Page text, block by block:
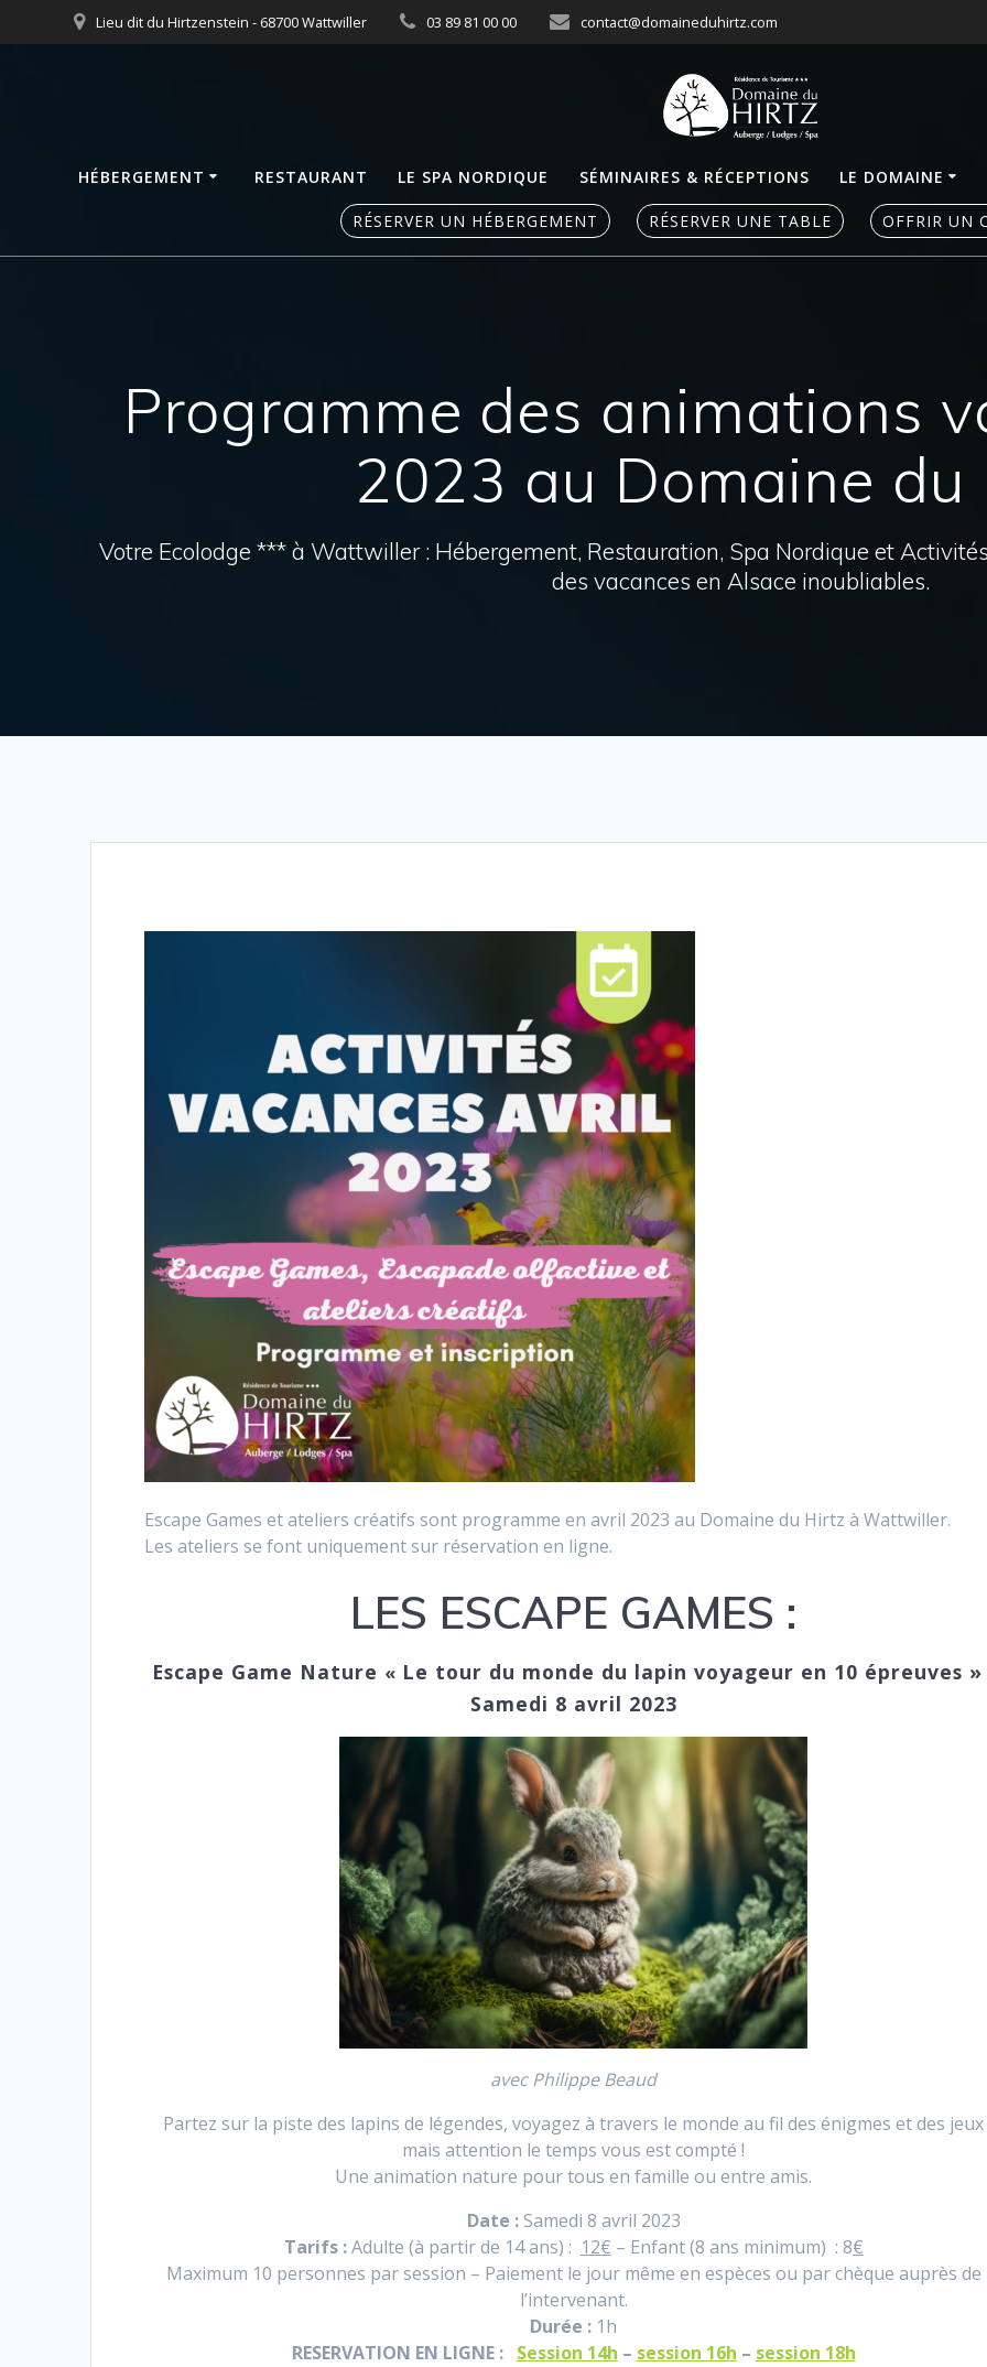
to
Lieu dit du Hirtzenstein - 68700 Wattwiller 03 89 81 00 00 contact@domaineduhirtz.com
HÉBERGEMENT RESTAURANT LE SPA NORDIQUE SÉMINAIRES & RÉCEPTIONS LE DOMAINE
RÉSERVER UN HÉBERGEMENT RÉSERVER UNE TABLE OFFRIR UN
Programme des animations
2023 au Domaine
Votre Ecolodge *** à Wattwiller : Hébergement, Restauration, Spa Nordique et
des vacances en Alsace inoubliables.
Escape Games et ateliers créatifs sont programme en avril 2023 au Domaine du Hirtz à Wattwiller.
Les ateliers se font uniquement sur réservation en ligne.
LES ESCAPE GAMES :
Escape Game Nature « Le tour du monde du lapin voyageur en 10 épreuves »
Samedi 8 avril 2023
avec Philippe Beaud
Partez sur la piste des lapins de légendes, voyagez à travers le monde au fil des énigmes et des jeux
mais attention le temps vous est compté !
Une animation nature pour tous en famille ou entre amis.
Date : Samedi 8 avril 2023
Tarifs :Adulte (à partir de 14 ans) : 12€ – Enfant (8 ans minimum) : 8€
Maximum 10 personnes par session – Paiement le jour même en espèces ou par chèque auprès de
l’intervenant.
Durée : 1h
RESERVATION EN LIGNE : Session 14h – session 16h – session 18h